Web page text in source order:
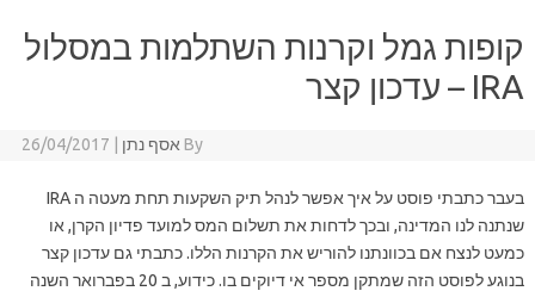
קופות גמל וקרנות השתלמות במסלול
IRA – עדכון קצר
By אסף נתן 26/04/2017
בעבר כתבתי פוסט על איך אפשר לנהל תיק השקעות תחת מעטה ה IRA
שנתנה לנו המדינה, ובכך לדחות את תשלום המס למועד פדיון הקרן, או
כמעט לנצח אם בכוונתנו להוריש את הקרנות הללו. כתבתי גם עדכון קצר
בנוגע לפוסט הזה שמתקן מספר אי דיוקים בו. כידוע, ב 20 בפברואר השנה